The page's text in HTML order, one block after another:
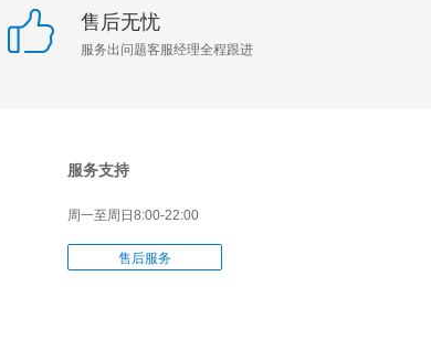
售后无忧
服务出问题客服经理全程跟进
服务支持
周一至周日 8:00-22:00
售后服务